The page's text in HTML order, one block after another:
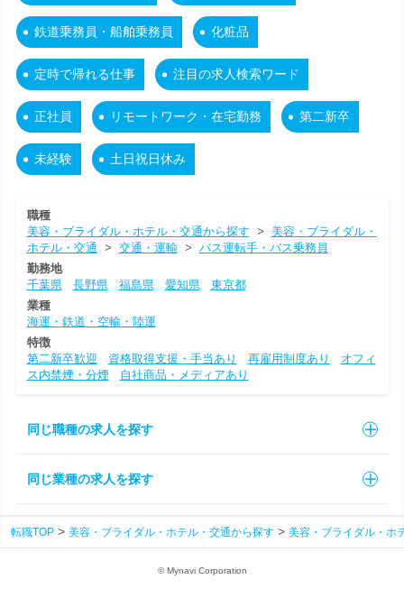
鉄道乗務員・船舶乗務員 化粧品
定時で帰れる仕事 注目の求人検索ワード
正社員 リモートワーク・在宅勤務 第二新卒
未経験 土日祝日休み
職種
美容・ブライダル・ホテル・交通から探す > 美容・ブライダル・
ホテル・交通 > 交通・運輸> バス運転手・バス乗務員
勤務地
千葉県
長野県 福島県 愛知県
東京都
業種
海運・鉄道・空輸・陸運
特徴
第二新卒歓迎
資格取得支援・手当あり 再雇用制度あり
オフィ
ス内禁煙・分煙
自社商品・メディアあり
同じ職種の求人を探す
同じ業種の求人を探す
転職TOP 美容・ブライダル・ホテル・交通から探す 美容・ブライダル・ホ
© Mynavi Corporation